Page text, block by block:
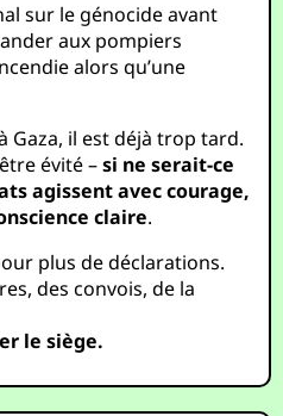
sur le génocide avant
aux pompiers
alors qu’une
Gaza, il est déjà trop tard.
évité –si ne serait-ce
agissent avec courage,
claire.
plus de déclarations.
des convois, de la
le siège.